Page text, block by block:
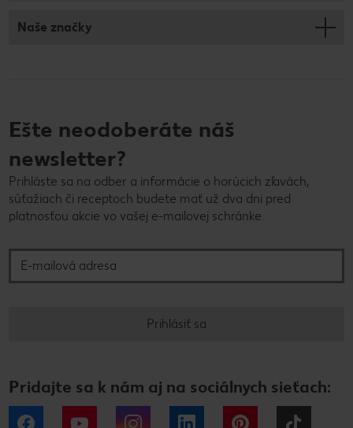
Naše značky
Ešte neodoberáte náš
newsletter?
Prihláste sa na odber a informácie o horúcich zľavách,
súťažiach či receptoch budete mať už dva dni pred
platnosťou akcie vo vašej e-mailovej schránke.
Prihlásiť sa
Pridajte sa k nám aj na sociálnych sieťach:
Facebook YouTube Instagram LinkedIn Pinterest